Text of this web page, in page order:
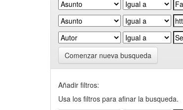
Comenzar nueva busqueda
Añadir filtros:
Usa los filtros para afinar la busqueda.